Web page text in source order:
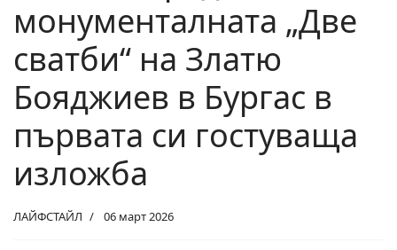
монументалната „Две
сватби“ на Златю
Бояджиев в Бургас в
първата си гостуваща
изложба
ЛАЙФСТАЙЛ 06 март 2026